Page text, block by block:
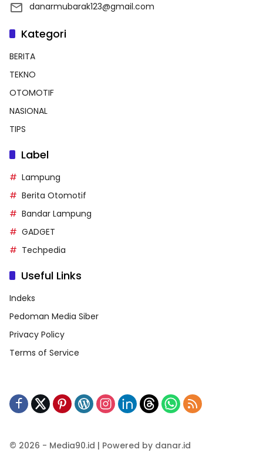
danarmubarak123@gmail.com
Kategori
BERITA
TEKNO
OTOMOTIF
NASIONAL
TIPS
Label
Lampung
Berita Otomotif
Bandar Lampung
GADGET
Techpedia
Useful Links
Indeks
Pedoman Media Siber
Privacy Policy
Terms of Service
© 2026 - Media90.id | Powered by danar.id